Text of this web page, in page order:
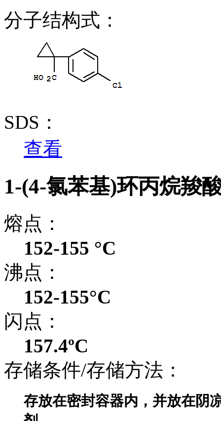
分子结构式：
SDS：
查看
1-(4-氯苯基)环丙烷羧
熔点：
152-155 °C
沸点：
152-155°C
闪点：
157.4ºC
存储条件/存储方法：
存放在密封容器内，并放在阴